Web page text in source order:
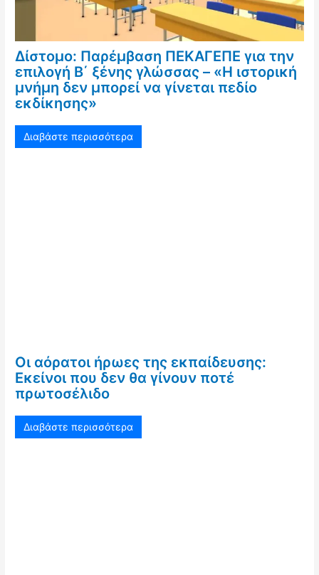
Δίστομο: Παρέμβαση ΠΕΚΑΓΕΠΕ για την
επιλογή Β΄ ξένης γλώσσας – «Η ιστορική
μνήμη δεν μπορεί να γίνεται πεδίο
εκδίκησης»
Διαβάστε περισσότερα
Οι αόρατοι ήρωες της εκπαίδευσης:
Εκείνοι που δεν θα γίνουν ποτέ
πρωτοσέλιδο
Διαβάστε περισσότερα